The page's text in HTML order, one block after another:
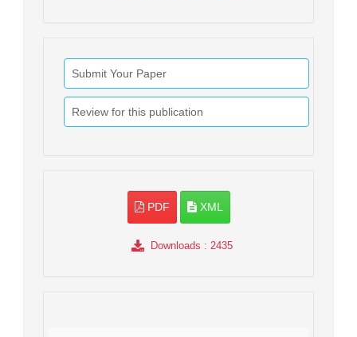
Submit Your Paper
Review for this publication
PDF XML
Downloads : 2435